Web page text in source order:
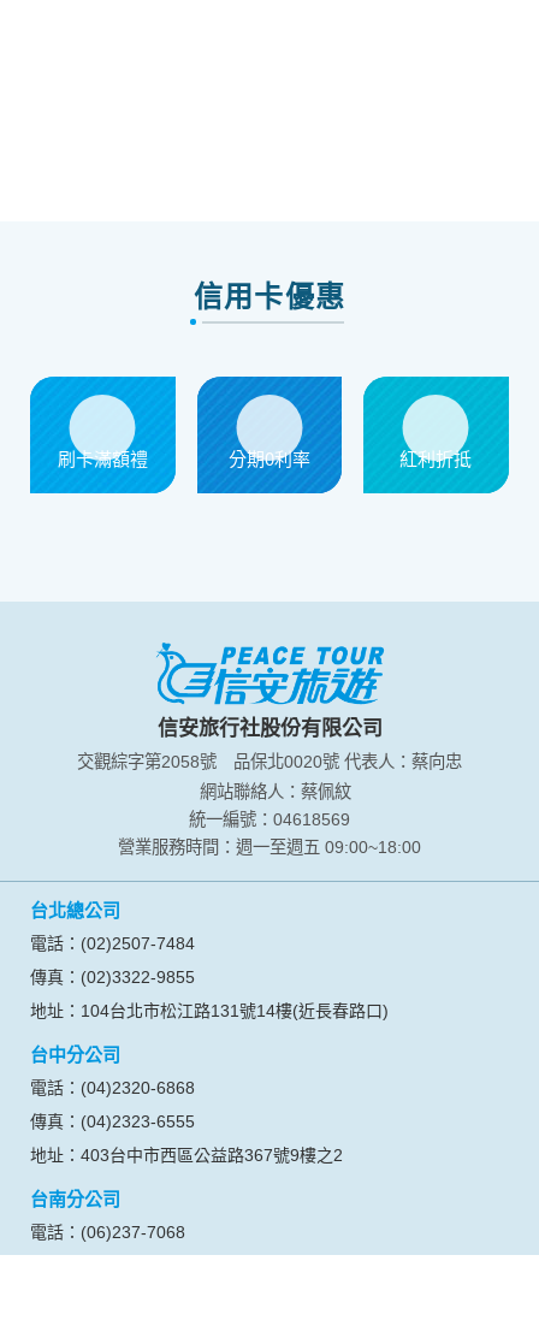
信用卡優惠
刷卡滿額禮 分期0利率 紅利折抵
信安旅行社股份有限公司
交觀綜字第2058號 品保北0020號 代表人：蔡向忠
網站聯絡人：蔡佩紋
統一編號：04618569
營業服務時間：週一至週五 09:00~18:00
台北總公司
電話：(02)2507-7484
傳真：(02)3322-9855
地址：104台北市松江路131號14樓(近長春路口)
台中分公司
電話：(04)2320-6868
傳真：(04)2323-6555
地址：403台中市西區公益路367號9樓之2
台南分公司
電話：(06)237-7068